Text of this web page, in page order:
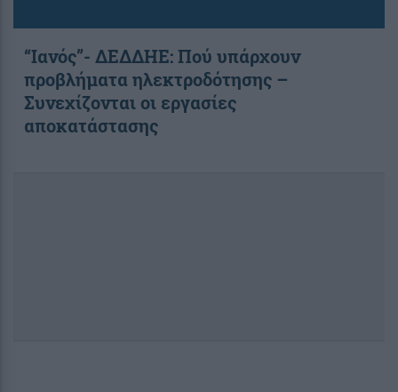
“Ιανός”- ΔΕΔΔΗΕ: Πού υπάρχουν
προβλήματα ηλεκτροδότησης –
Συνεχίζονται οι εργασίες
αποκατάστασης